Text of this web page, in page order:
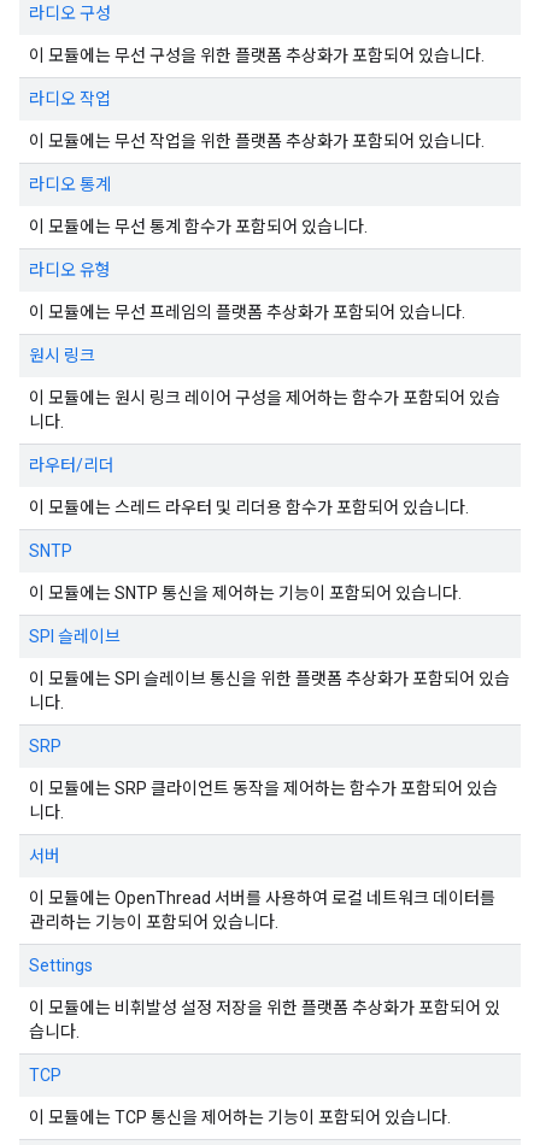
라디오 구성
이 모듈에는 무선 구성을 위한 플랫폼 추상화가 포함되어 있습니다.
라디오 작업
이 모듈에는 무선 작업을 위한 플랫폼 추상화가 포함되어 있습니다.
라디오 통계
이 모듈에는 무선 통계 함수가 포함되어 있습니다.
라디오 유형
이 모듈에는 무선 프레임의 플랫폼 추상화가 포함되어 있습니다.
원시 링크
이 모듈에는 원시 링크 레이어 구성을 제어하는 함수가 포함되어 있습
니다.
라우터/리더
이 모듈에는 스레드 라우터 및 리더용 함수가 포함되어 있습니다.
SNTP
이 모듈에는 SNTP 통신을 제어하는 기능이 포함되어 있습니다.
SPI 슬레이브
이 모듈에는 SPI 슬레이브 통신을 위한 플랫폼 추상화가 포함되어 있습
니다.
SRP
이 모듈에는 SRP 클라이언트 동작을 제어하는 함수가 포함되어 있습
니다.
서버
이 모듈에는 OpenThread 서버를 사용하여 로컬 네트워크 데이터를
관리하는 기능이 포함되어 있습니다.
Settings
이 모듈에는 비휘발성 설정 저장을 위한 플랫폼 추상화가 포함되어 있
습니다.
TCP
이 모듈에는 TCP 통신을 제어하는 기능이 포함되어 있습니다.